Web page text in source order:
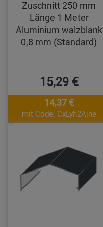
Zuschnitt 250 mm
Länge 1 Meter
Aluminium walzblank
0,8 mm (Standard)
15,29 €
14,37 €
mit Code: CxLyh2Ajne